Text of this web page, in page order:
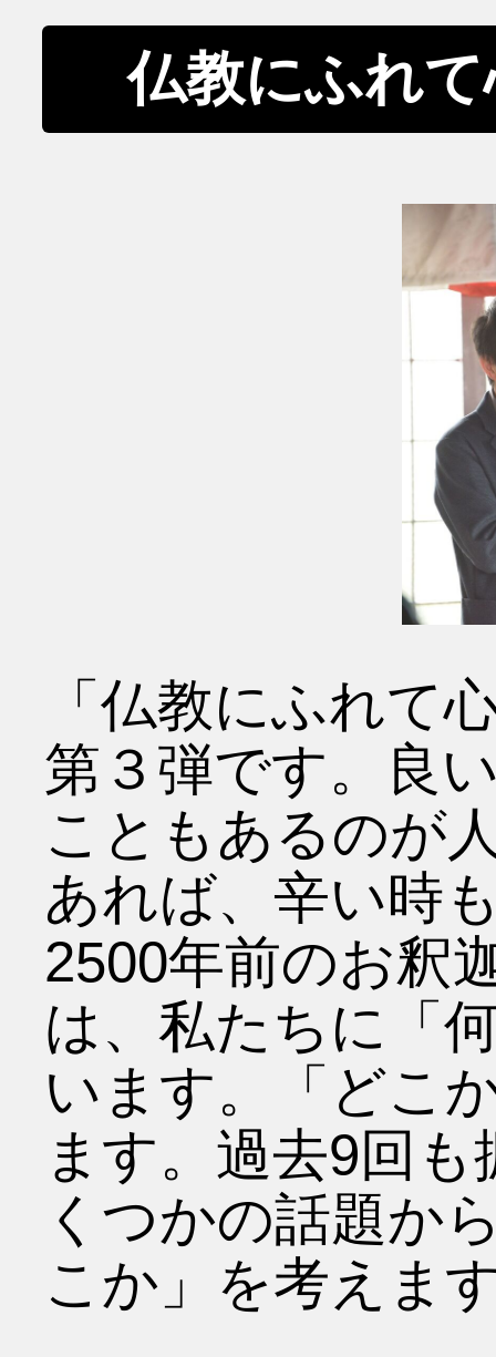
仏教にふれ
「仏教にふれて
第３弾です。良
こともあるのが
あれば、辛い時
2500年前のお釈
は、私たちに「
います。「どこ
ます。過去9回
くつかの話題か
こか」を考えま